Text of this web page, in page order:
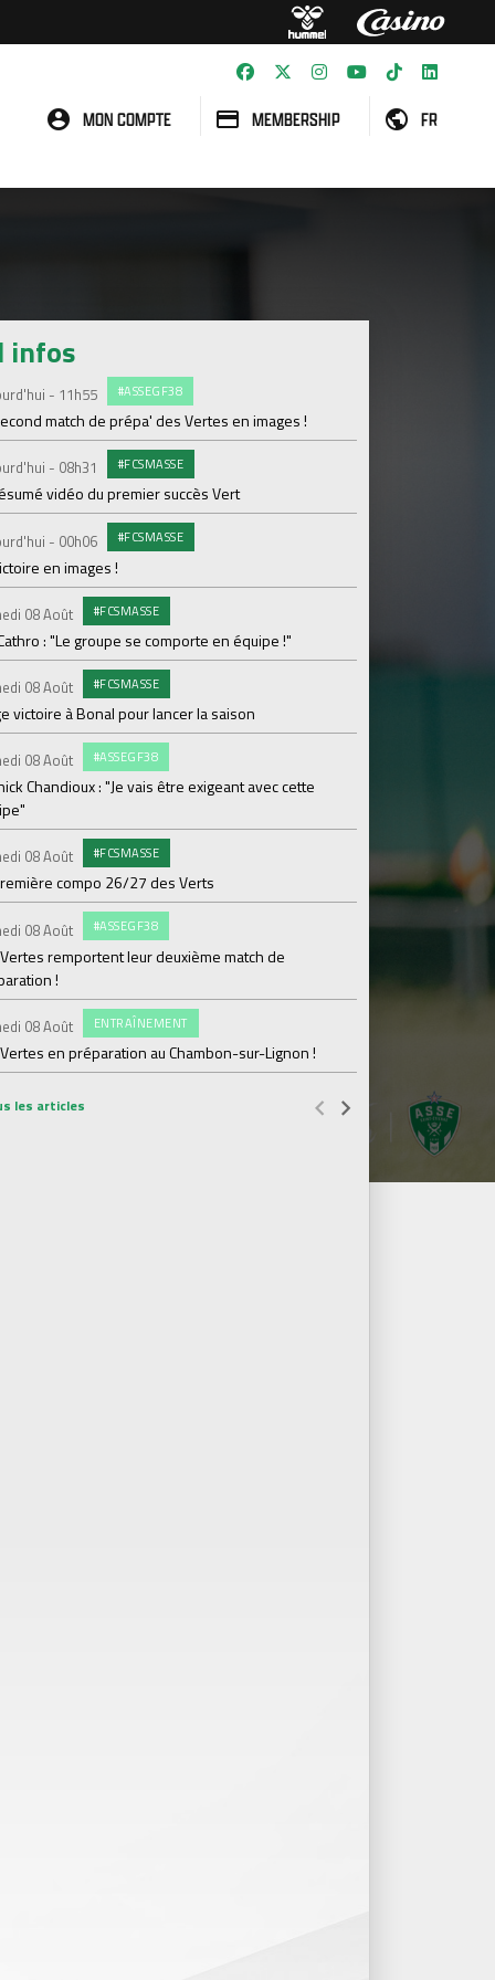
MON COMPTE MEMBERSHIP FR
infos
- 11h55 #ASSEGF38
match de prépa' des Vertes en images !
- 08h31 #FCSMASSE
vidéo du premier succès Vert
- 00h06 #FCSMASSE
en images !
08 Août #FCSMASSE
: "Le groupe se comporte en équipe !"
08 Août #FCSMASSE
victoire à Bonal pour lancer la saison
08 Août #ASSEGF38
Chandioux : "Je vais être exigeant avec cette
08 Août #FCSMASSE
compo 26/27 des Verts
08 Août #ASSEGF38
remportent leur deuxième match de
!
08 Août ENTRAÎNEMENT
en préparation au Chambon-sur-Lignon !
Je réserve mon
Jeudi 06 Août
Ian Cathro :
les articles